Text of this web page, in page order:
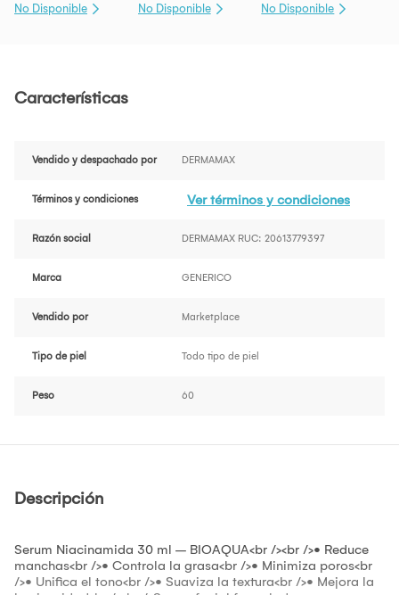
No Disponible
No Disponible
No Disponible
Características
Vendido y despachado por DERMAMAX
Términos y condiciones Ver términos y condiciones
Razón social DERMAMAX RUC: 20613779397
Marca GENERICO
Vendido por Marketplace
Tipo de piel Todo tipo de piel
Peso 60
Descripción
Serum Niacinamida 30 ml – BIOAQUA<br /><br />• Reduce
manchas<br />• Controla la grasa<br />• Minimiza poros<br
/>• Unifica el tono<br />• Suaviza la textura<br />• Mejora la